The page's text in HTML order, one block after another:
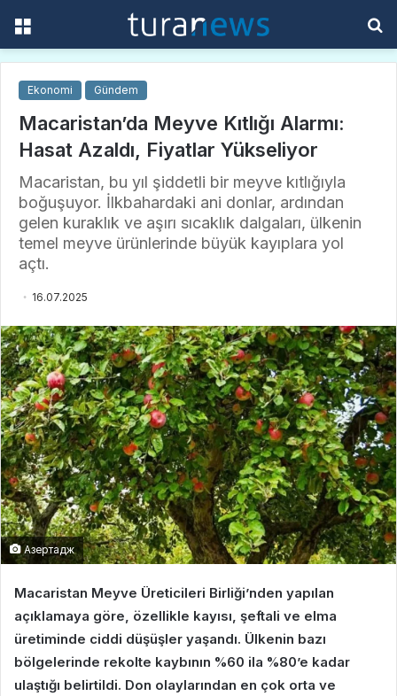
Ekonomi Gündem
Macaristan’da Meyve Kıtlığı Alarmı:
Hasat Azaldı, Fiyatlar Yükseliyor
Macaristan, bu yıl şiddetli bir meyve kıtlığıyla
boğuşuyor. İlkbahardaki ani donlar, ardından
gelen kuraklık ve aşırı sıcaklık dalgaları, ülkenin
temel meyve ürünlerinde büyük kayıplara yol
açtı.
16.07.2025
Азертадж
Macaristan Meyve Üreticileri Birliği’nden yapılan
açıklamaya göre, özellikle kayısı, şeftali ve elma
üretiminde ciddi düşüşler yaşandı. Ülkenin bazı
bölgelerinde rekolte kaybının %60 ila %80’e kadar
ulaştığı belirtildi. Don olaylarından en çok orta ve